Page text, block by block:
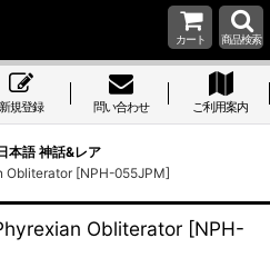
カート 商品検索
新規登録 問い合わせ ご利用案内
本語 神話&レア
Obliterator [NPH-055JPM]
Obliterator [NPH-